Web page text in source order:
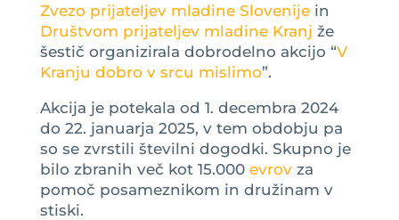
Zvezo prijateljev mladine Slovenijein
Društvom prijateljev mladine Kranj že
šestič organizirala dobrodelno akcijo “V
Kranju dobro v srcu mislimo”.
Akcija je potekala od 1. decembra 2024
do 22. januarja 2025, v tem obdobju pa
so se zvrstili številni dogodki. Skupno je
bilo zbranih več kot 15.000 evrovza
pomoč posameznikom in družinam v
stiski.